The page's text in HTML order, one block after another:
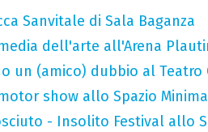
Sanvitale di Sala Baganza
dell'arte all'Arena
un (amico) dubbio al Teatro
show allo Spazio
- Insolito Festival allo